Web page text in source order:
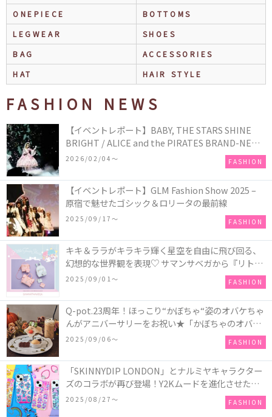
ONEPIECE
BOTTOMS
LEGWEAR
SHOES
BAG
ACCESSORIES
HAT
HAIR STYLE
FASHION NEWS
【イベントレポート】BABY, THE STARS SHINE
BRIGHT / ALICE and the PIRATES BRAND-NEW
COLLECTION in TOKYO
2026/02/04〜 FASHION
【イベントレポート】GLM Fashion Show 2025 –
原宿で魅せたゴシック＆ロリータの最前線
2025/09/17〜 FASHION
キキ＆ララがキラキラ輝く星空を自由に飛び回る、
幻想的な世界観を表現♡ サマンサベガから『リトル
ツインスターズ』50周年アニバーサリーイヤー』を
2025/09/01〜 FASHION
Q-pot.23周年！ほっこり“かぼちゃ“姿のオバケちゃ
んがアニバーサリーをお祝い★「かぼちゃのオバケ
ーキアクセサリー」が新発売！Q-pot CAFE.では
「かぼちゃのオバケーキプレート」も登場
2025/09/06〜 FASHION
「SKINNYDIP LONDON」とナルミヤキャラクター
ズのコラボが再び登場！Y2Kムードを進化させた新
作コレクションを発売♪
2025/08/27〜 FASHION